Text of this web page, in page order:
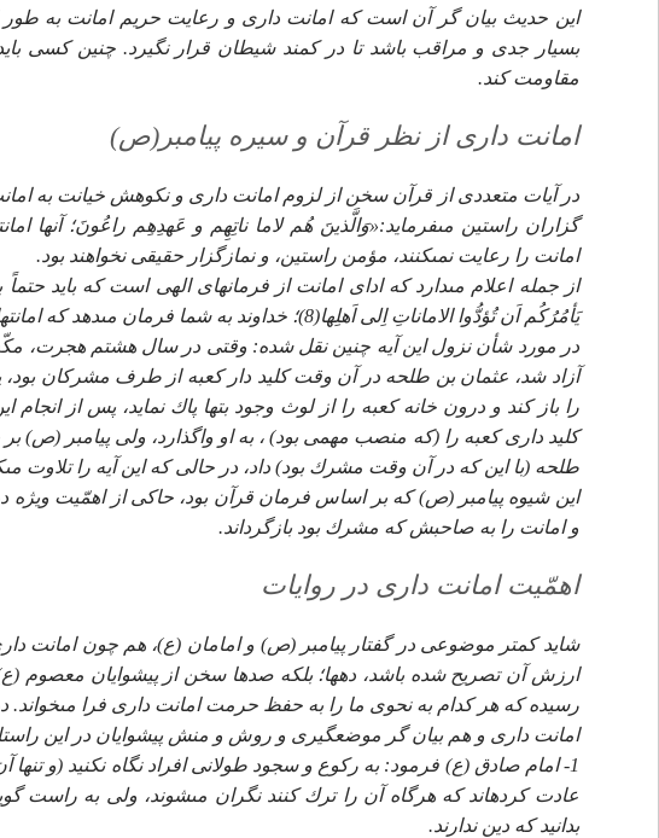
اين حديث بيان گر آن است كه امانت دارى و رعايت حريم امانت به طور
بسيار جدى و مراقب باشد تا در كمند شيطان قرار نگيرد. چنين كسى بايد
مقاومت كند.
امانت دارى از نظر قرآن و سيره پيامبر(ص)
امانت را رعايت نمى‏كنند، مؤمن راستين، و نمازگزار حقيقى نخواهند بود.
از جمله اعلام مى‏دارد كه اداى امانت از فرمان‏هاى الهى است كه بايد حتماً
يَأمُرُكُم اَن تُؤدُّوا الاماناتِ اِلى اَهلِها(8)؛ خداوند به شما فرمان مى‏دهد كه امانت‏ها را به صاحبانش پرداخت كنيد.
در مورد شأن نزول اين آيه چنين نقل شده: وقتى در سال هشتم هجرت،
آزاد شد، عثمان بن طلحه در آن وقت كليد دار كعبه از طرف مشركان بود،
را باز كند و درون خانه كعبه را از لوث وجود بت‏ها پاك نمايد، پس از
كليد دارى كعبه را (كه منصب مهمى بود) ، به او واگذارد، ولى پيامبر (ص)
طلحه (با اين كه در آن وقت مشرك بود) داد، در حالى كه اين آيه را تلاوت
اين شيوه پيامبر (ص) كه بر اساس فرمان قرآن بود، حاكى از اهمّيت
و امانت را به صاحبش كه مشرك بود بازگرداند.
اهمّيت امانت دارى در روايات‏
شايد كمتر موضوعى در گفتار پيامبر (ص) و امامان (ع)، هم چون امانت
ارزش آن تصريح شده باشد، ده‏ها؛ بلكه صدها سخن از پيشوايان معصوم
رسيده كه هر كدام به نحوى ما را به حفظ حرمت امانت دارى فرا مى‏خواند.
امانت دارى و هم بيان گر موضع‏گيرى و روش و منش پيشوايان در اين
1- امام صادق (ع) فرمود: به ركوع و سجود طولانى افراد نگاه نكنيد (و
بدانيد كه دين ندارند.